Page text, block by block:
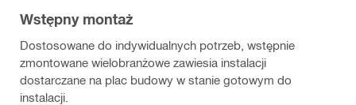
Wstępny montaż
Dostosowane do indywidualnych potrzeb, wstępnie
zmontowane wielobranżowe zawiesia instalacji
dostarczane na plac budowy w stanie gotowym do
instalacji.